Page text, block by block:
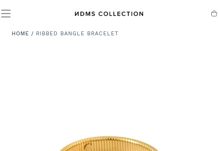
CONTENUTO
HOME / RIBBED BANGLE BRACELET